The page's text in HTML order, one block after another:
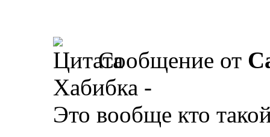
Сообщение от
Хабибка -
Это вообще кто